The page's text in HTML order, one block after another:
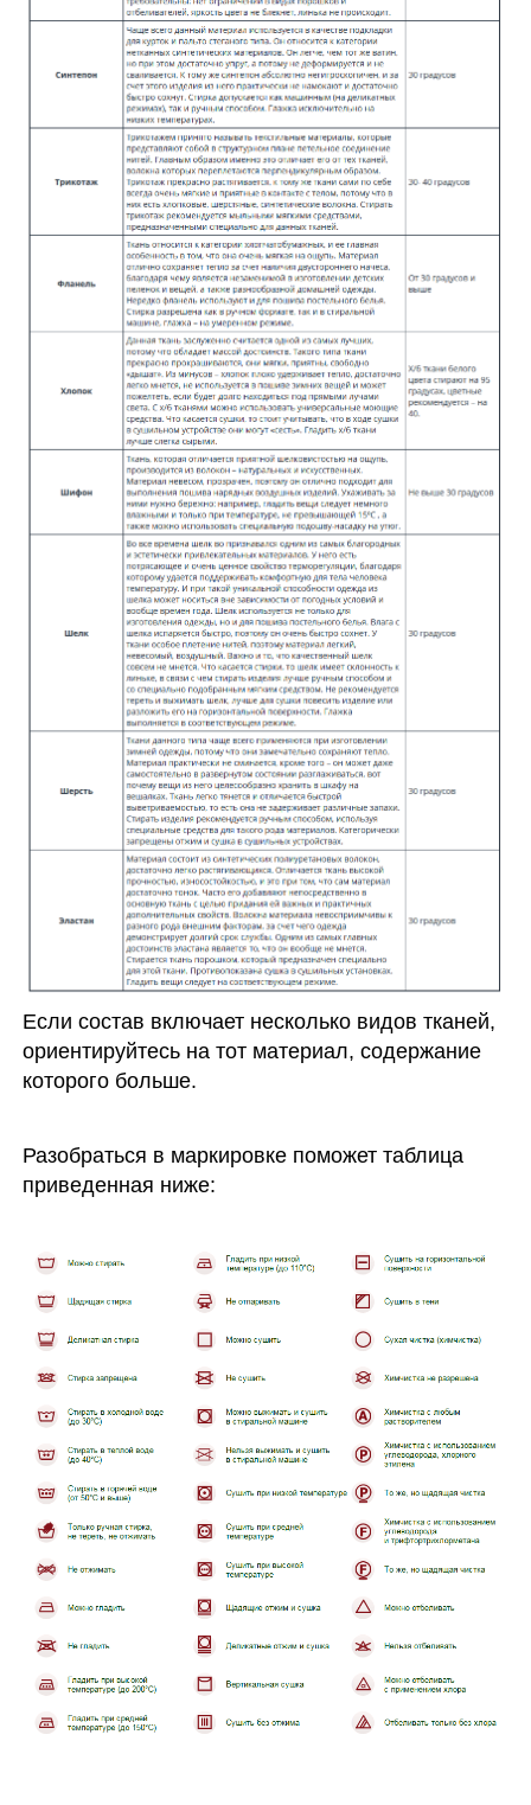
Если состав включает несколько видов тканей,
ориентируйтесь на тот материал, содержание
которого больше.
Разобраться в маркировке поможет таблица
приведенная ниже: